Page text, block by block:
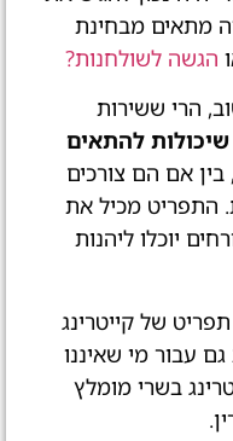
מתאים מבחינת
הגשה לשולחנות?
הרי ששירות
שיכולות להתאים
, בין אם הם צורכים
התפריט מכיל את
יוכלו ליהנות
של קייטרינג
עבור מי שאיננו
בשרי מומלץ